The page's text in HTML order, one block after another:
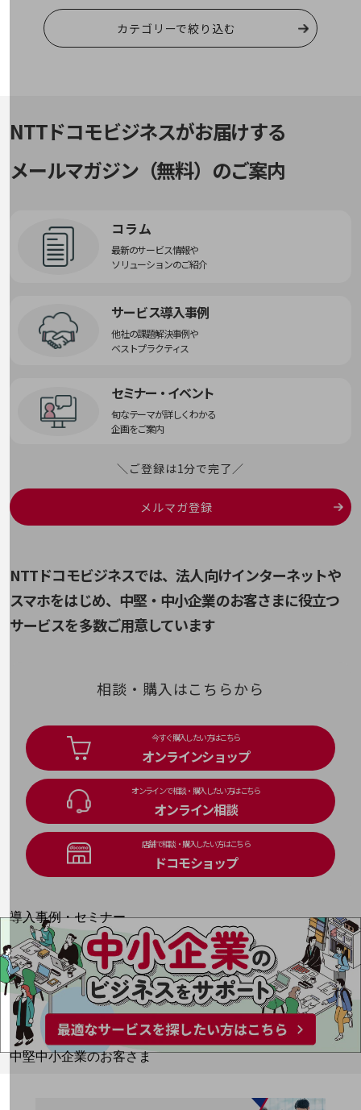
キーワードで探す
法人向けスマホ・携帯に関する、
製品TOP
ビジネス向けスマートフォン
データ通信製品
ドコモケータイ
通信モジュール製品
IOT完了済みメーカーブランド製品
料金TOP
ドコモBiz データ無制限 ドコモ MAX ドコモ mini ドコモBiz かけ放題
5Gデータプラス
モバイルサービス
セキュリティ
運用保守・故障紛失サポート
回線・ネットワーク
お手続き
導入事例・セミナー
導入事例TOP
最新の導入事例や注目の導入事例をご紹介します
セミナー
開催・出展する各種セミナー、イベント情報をご紹介します
別ウィンドウで開きます
中堅中小企業のお客さま
カテゴリーで絞り込む
NTTドコモビジネスがお届けする
メールマガジン（無料）のご案内
コラム
最新のサービス情報や
ソリューションのご紹介
サービス導入事例
他社の課題解決事例や
ベストプラクティス
セミナー・イベント
旬なテーマが詳しくわかる
企画をご案内
＼ご登録は1分で完了／
メルマガ登録
NTTドコモビジネスでは、法人向けインターネットや
スマホをはじめ、 中堅・中小企業のお客さまに役立つ
サービスを多数ご用意しています
相談・購入はこちらから
今すぐ購入したい方はこちら
オンラインショップ
オンラインで相談・購入したい方はこちら
オンライン相談
店舗で相談・購入したい方はこちら
ドコモショップ